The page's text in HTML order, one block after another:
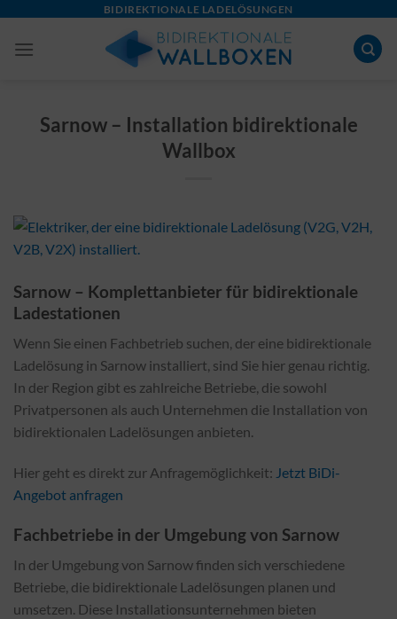
content
BIDIREKTIONALE LADELÖSUNGEN
Sarnow – Installation bidirektionale
Wallbox
Sarnow – Komplettanbieter für bidirektionale
Ladestationen
Wenn Sie einen Fachbetrieb suchen, der eine bidirektionale
Ladelösung in Sarnow installiert, sind Sie hier genau richtig.
In der Region gibt es zahlreiche Betriebe, die sowohl
Privatpersonen als auch Unternehmen die Installation von
bidirektionalen Ladelösungen anbieten.
Hier geht es direkt zur Anfragemöglichkeit: Jetzt BiDi-
Angebot anfragen
Fachbetriebe in der Umgebung von Sarnow
In der Umgebung von Sarnow finden sich verschiedene
Betriebe, die bidirektionale Ladelösungen planen und
umsetzen. Diese Installationsunternehmen bieten